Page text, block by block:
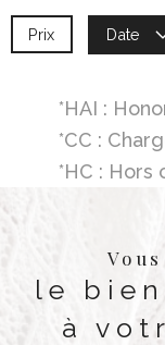
Prix Date
*HAI :
*CC :
*HC : Hors
le
à